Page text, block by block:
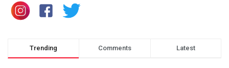
Trending Comments Latest